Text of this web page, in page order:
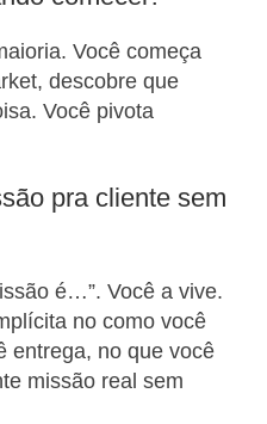
Você começa
descobre que
Você pivota
pra cliente sem
é…”. Você a vive.
no como você
entrega, no que você
missão real sem